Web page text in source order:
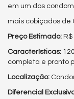
em um dos
mais cobiçados de
Preço Estimado:
Características:
completa e pronto
Localização:
Diferencial